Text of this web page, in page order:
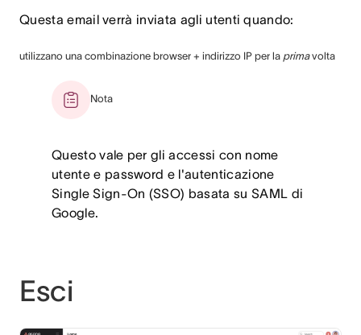
Questa email verrà inviata agli utenti quando:
utilizzano una combinazione browser + indirizzo IP per la primavolta
Nota
Questo vale per gli accessi con nome
utente e password e l'autenticazione
Single Sign-On (SSO) basata su SAML di
Google.
Esci